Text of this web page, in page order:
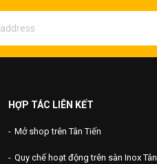
HỢP TÁC LIÊN KẾT
Mở shop trên Tân Tiến
Quy chế hoạt động trên sàn Inox Tân